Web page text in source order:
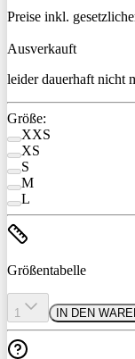
Preise inkl.
Ausverkauft
leider dauerhaft nicht
Größe:
XXS
XS
S
M
L
Größentabelle
1 IN DEN